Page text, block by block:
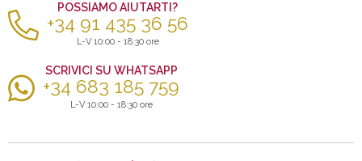
POSSIAMO AIUTARTI?
+34 91 435 36 56
L-V 10:00 - 18:30 ore
SCRIVICI SU WHATSAPP
+34 683 185 759
L-V 10:00 - 18:30 ore